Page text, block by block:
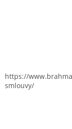
https://
smlouvy/